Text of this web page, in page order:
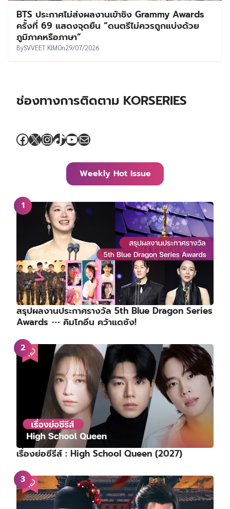
BTS ประกาศไม่ส่งผลงานเข้าชิง Grammy Awards
ครั้งที่ 69 แสดงจุดยืน “ดนตรีไม่ควรถูกแบ่งด้วย
ภูมิภาคหรือภาษา”
BySVVEET KIMOn29/07/2026
ช่องทางการติดตาม KORSERIES
Facebook
X Instagram
TikTok
YouTube
Mail
Weekly Hot Issue
สรุปผลงานประกาศรางวัล 5th Blue Dragon Series
Awards ⋯ คิมโกอึน คว้าแดซัง!
เรื่องย่อซีรีส์ : High School Queen (2027)